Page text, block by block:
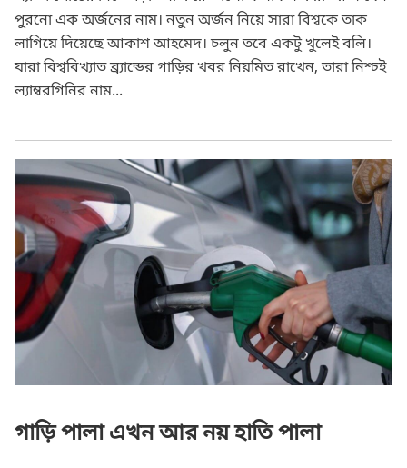
পুরনো এক অর্জনের নাম। নতুন অর্জন নিয়ে সারা বিশ্বকে তাক
লাগিয়ে দিয়েছে আকাশ আহমেদ। চলুন তবে একটু খুলেই বলি।
যারা বিশ্ববিখ্যাত ব্র্যান্ডের গাড়ির খবর নিয়মিত রাখেন, তারা নিশ্চই
ল্যাম্বরগিনির নাম...
গাড়ি পালা এখন আর নয় হাতি পালা